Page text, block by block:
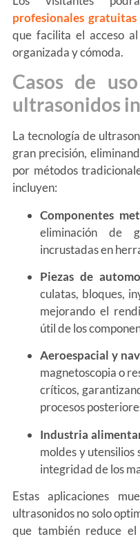
profesionales gratuitas
que facilita el acceso
organizada y cómoda.
Casos de
ultrasonidos
La tecnología de
gran precisión,
por métodos
incluyen:
Componentes
eliminación de
incrustadas en
Piezas de
culatas, bloques,
mejorando el
útil de los
Aeroespacial y
magnetoscopia o
críticos,
procesos
Industria
moldes y utensilios
integridad de los
Estas aplicaciones
ultrasonidos no solo
que también reduce